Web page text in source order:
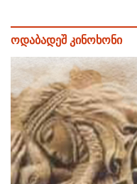
ოდაბადეშ კინოხონი